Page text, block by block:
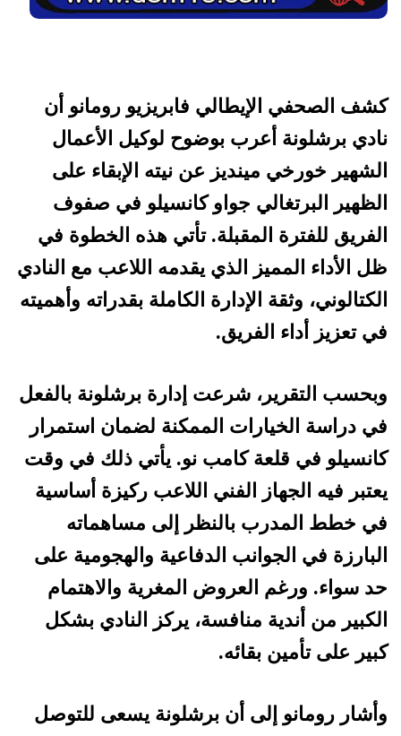
كشف الصحفي الإيطالي فابريزيو رومانو أن
نادي برشلونة أعرب بوضوح لوكيل الأعمال
الشهير خورخي مينديز عن نيته الإبقاء على
الظهير البرتغالي جواو كانسيلو في صفوف
الفريق للفترة المقبلة. تأتي هذه الخطوة في
ظل الأداء المميز الذي يقدمه اللاعب مع النادي
الكتالوني، وثقة الإدارة الكاملة بقدراته وأهميته
في تعزيز أداء الفريق.
وبحسب التقرير، شرعت إدارة برشلونة بالفعل
في دراسة الخيارات الممكنة لضمان استمرار
كانسيلو في قلعة كامب نو. يأتي ذلك في وقت
يعتبر فيه الجهاز الفني اللاعب ركيزة أساسية
في خطط المدرب بالنظر إلى مساهماته
البارزة في الجوانب الدفاعية والهجومية على
حد سواء. ورغم العروض المغرية والاهتمام
الكبير من أندية منافسة، يركز النادي بشكل
كبير على تأمين بقائه.
وأشار رومانو إلى أن برشلونة يسعى للتوصل